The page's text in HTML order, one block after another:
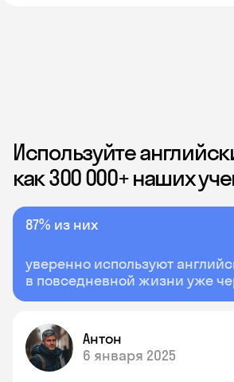
Используйте
как 300 000+ наших
87% из них
уверенно используют
в повседневной жизни уже
Антон
6 января 2025